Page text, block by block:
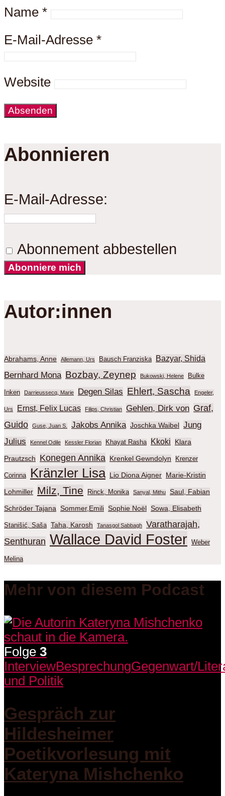
Name *
E-Mail-Adresse *
Website
Abonnieren
E-Mail-Adresse:
Abonnement abbestellen
Abonniere mich
Autor:innen
Abrahams, Anne Allemann, Urs Bausch Franziska Bazyar, Shida
Bernhard Mona Bozbay, Zeynep Bukowski, Helene Bulke
Inken Darrieussecq, Marie Degen Silas Ehlert, Sascha Engeler,
Urs Ernst, Felix Lucas Filips, Christian Gehlen, Dirk von Graf,
Guido
Guse, Juan S. Jakobs Annika Joschka Waibel Jung
Julius
Kennel Odile Kessler Florian Khayat Rasha Kkoki Klara
Prautzsch Konegen Annika Krenkel Gewndolyn Krenzer
Corinna Kränzler Lisa Lio Diona Aigner Marie-Kristin
Lohmiller Milz, Tine Rinck, Monika Sanyal, Mithu Saul, Fabian
Schröder Tajana Sommer,Emili Sophie Noël Sowa, Elisabeth
Stanišić, Saša Taha, Karosh Tanasgol Sabbagh
Varatharajah,
Senthuran Wallace David Foster Weber
Melina
Mehr von diesem Podcast
Folge 3
InterviewBesprechungGegenwart/
und Politik
Gespräch zur
Hildesheimer
Poetikvorlesung mit
Kateryna Mishchenko